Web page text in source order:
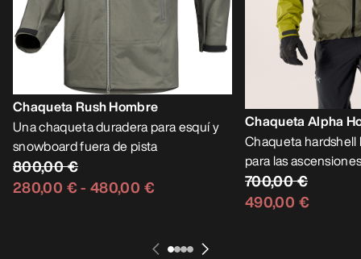
Chaqueta Rush Hombre
Una chaqueta duradera para esquí y
snowboard fuera de pista
800,00 €
280,00 €- 480,00 €
Chaqueta Alpha
Chaqueta
para las
700,00 €
490,00 €